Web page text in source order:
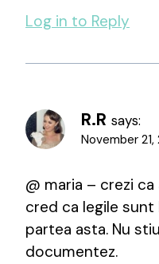
Log in to Reply
R.R says:
November
@ maria – crezi
cred ca legile
partea asta. Nu
documentez.